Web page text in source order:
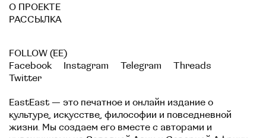
О ПРОЕКТЕ
РАССЫЛКА
FOLLOW (EE)
Facebook
Instagram Telegram
Threads
Twitter
EastEast — это печатное и онлайн издание о
культуре, искусстве, философии и повседневной
жизни. Мы создаем его вместе с авторами и